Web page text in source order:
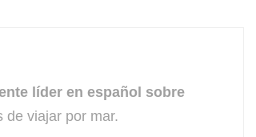
líder en español sobre
de viajar por mar.